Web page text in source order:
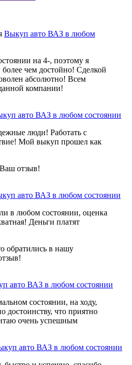
Выкуп авто ВАЗ в любом
на 4-, поэтому я
чем достойно! Сделкой
абсолютно! Всем
компании!
авто ВАЗ в любом состоянии
люди! Работать с
Мой выкуп прошел как
отзыв!
авто ВАЗ в любом состоянии
в любом состоянии, оценка
Деньги платят
обратились в нашу
авто ВАЗ в любом состоянии
состоянии, на ходу,
достоинству, что приятно
очень успешным
авто ВАЗ в любом состоянии